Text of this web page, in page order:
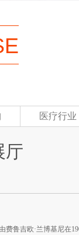
医疗行业
厅
鲁吉欧·兰博基尼在